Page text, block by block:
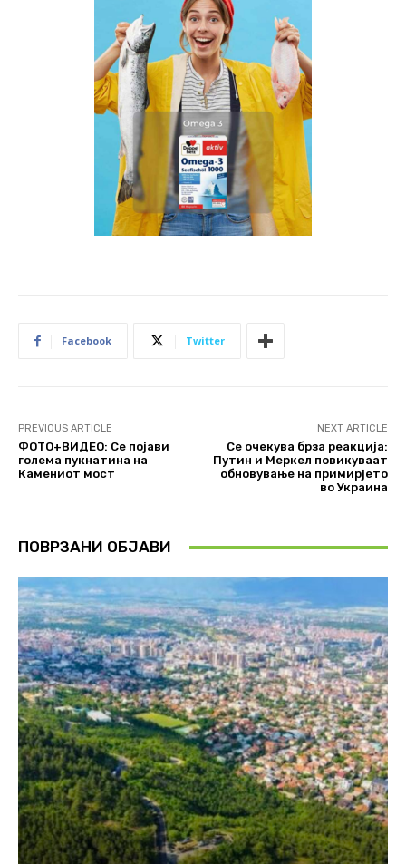
Facebook Twitter
PREVIOUS ARTICLE
ФОТО+ВИДЕО: Се појави
голема пукнатина на
Камениот мост
NEXT ARTICLE
Се очекува брза реакција:
Путин и Меркел повикуваат
обновување на примирјето
во Украина
ПОВРЗАНИ ОБЈАВИ